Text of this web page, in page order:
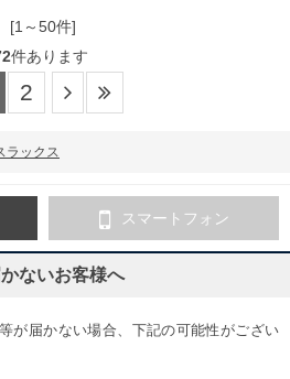
[1～50件]
件あります
2
ラックス
スマートフォン
ないお客様へ
が届かない場合、下記の可能性がござい